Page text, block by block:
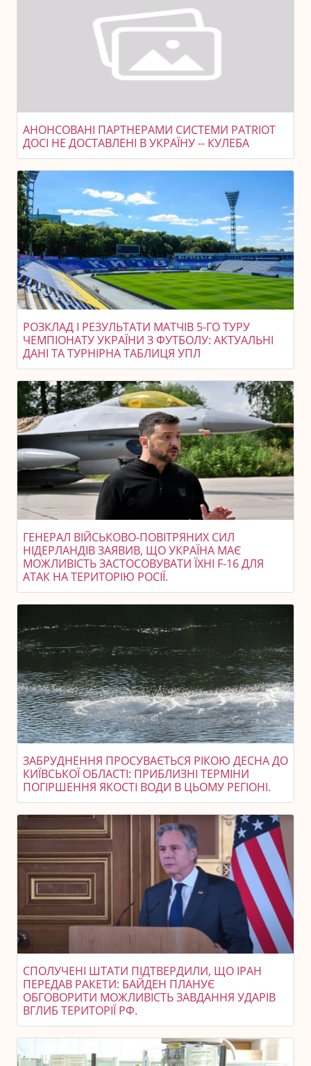
АНОНСОВАНІ ПАРТНЕРАМИ СИСТЕМИ PATRIOT
ДОСІ НЕ ДОСТАВЛЕНІ В УКРАЇНУ -- КУЛЕБА
РОЗКЛАД І РЕЗУЛЬТАТИ МАТЧІВ 5-ГО ТУРУ
ЧЕМПІОНАТУ УКРАЇНИ З ФУТБОЛУ: АКТУАЛЬНІ
ДАНІ ТА ТУРНІРНА ТАБЛИЦЯ УПЛ
ГЕНЕРАЛ ВІЙСЬКОВО-ПОВІТРЯНИХ СИЛ
НІДЕРЛАНДІВ ЗАЯВИВ, ЩО УКРАЇНА МАЄ
МОЖЛИВІСТЬ ЗАСТОСОВУВАТИ ЇХНІ F-16 ДЛЯ
АТАК НА ТЕРИТОРІЮ РОСІЇ.
ЗАБРУДНЕННЯ ПРОСУВАЄТЬСЯ РІКОЮ ДЕСНА ДО
КИЇВСЬКОЇ ОБЛАСТІ: ПРИБЛИЗНІ ТЕРМІНИ
ПОГІРШЕННЯ ЯКОСТІ ВОДИ В ЦЬОМУ РЕГІОНІ.
СПОЛУЧЕНІ ШТАТИ ПІДТВЕРДИЛИ, ЩО ІРАН
ПЕРЕДАВ РАКЕТИ: БАЙДЕН ПЛАНУЄ
ОБГОВОРИТИ МОЖЛИВІСТЬ ЗАВДАННЯ УДАРІВ
ВГЛИБ ТЕРИТОРІЇ РФ.